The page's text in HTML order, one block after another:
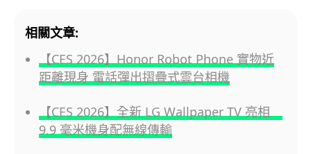
相關文章:
【CES 2026】Honor Robot Phone 實物近
距離現身 電話彈出摺疊式雲台相機
【CES 2026】全新 LG Wallpaper TV 亮相
9.9 毫米機身配無線傳輸